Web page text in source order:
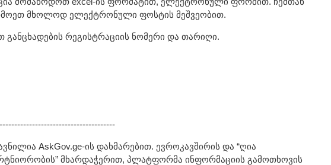
მხოლოდ ელექტრონული ფოსტის მეშვეობით.
რეგისტრაციის ნომერი და თარიღი.
AskGov.ge-ის დახმარებით. ევროკავშირის და “ღია
მხარდაჭერით, პლატფორმა ინფორმაციის გამოთხოვის